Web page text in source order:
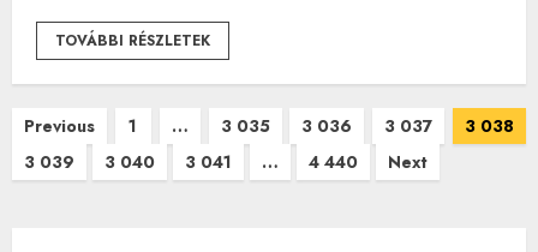
TOVÁBBI RÉSZLETEK
Bejegyzések
lapozása
Previous 1 … 3 035 3 036 3 037
3 038
3 039
3 040 3 041 … 4 440 Next